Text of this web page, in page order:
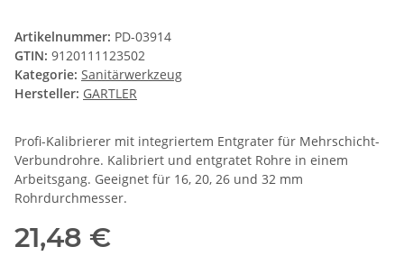
Artikelnummer: PD-03914
GTIN: 9120111123502
Kategorie: Sanitärwerkzeug
Hersteller: GARTLER
Profi-Kalibrierer mit integriertem Entgrater für Mehrschicht-
Verbundrohre. Kalibriert und entgratet Rohre in einem
Arbeitsgang. Geeignet für 16, 20, 26 und 32 mm
Rohrdurchmesser.
21,48 €